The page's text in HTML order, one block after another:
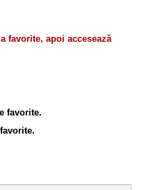
favorite, apoi accesează
favorite.